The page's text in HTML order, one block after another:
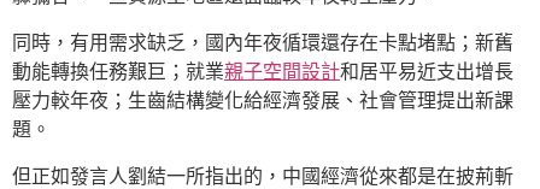
同時，有用需求缺乏，國內年夜循環還存在卡點堵點；新舊
動能轉換任務艱巨；就業親子空間設計和居平易近支出增長
壓力較年夜；生齒結構變化給經濟發展、社會管理提出新課
題。
但正如發言人劉結一所指出的，中國經濟從來都是在披荊斬